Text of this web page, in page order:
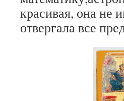
красивая, она не
отвергала все